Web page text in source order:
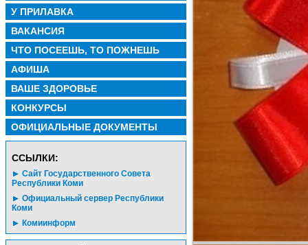
У ПРИЛАВКА
ВАКАНСИЯ
ЧТО ПОСЕЕШЬ, ТО ПОЖНЕШЬ
АФИША
ВАШЕ ЗДОРОВЬЕ
КОНКУРСЫ
ОФИЦИАЛЬНЫЕ ДОКУМЕНТЫ
CСЫЛКИ:
Сайт Государственного Совета
Республики Коми
Официальный сервер Республики
Коми
Комиинформ